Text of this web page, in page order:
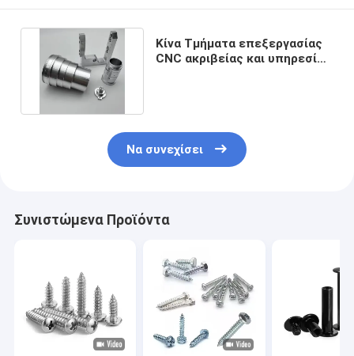
Κίνα Τμήματα επεξεργασίας
CNC ακριβείας και υπηρεσίες
Να συνεχίσει
Συνιστώμενα Προϊόντα